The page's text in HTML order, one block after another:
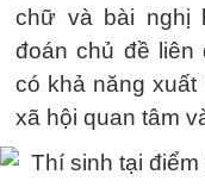
chữ và bài nghị
đoán chủ đề liên
có khả năng
xã hội quan tâm